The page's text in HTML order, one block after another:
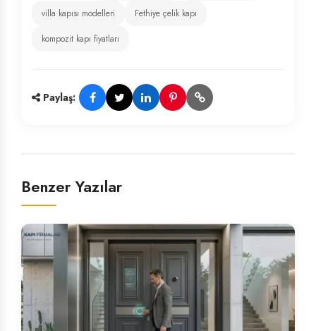
villa kapısı modelleri
Fethiye çelik kapı
kompozit kapı fiyatları
Paylaş:
Benzer Yazılar